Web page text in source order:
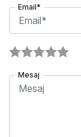
Email*
Mesaj